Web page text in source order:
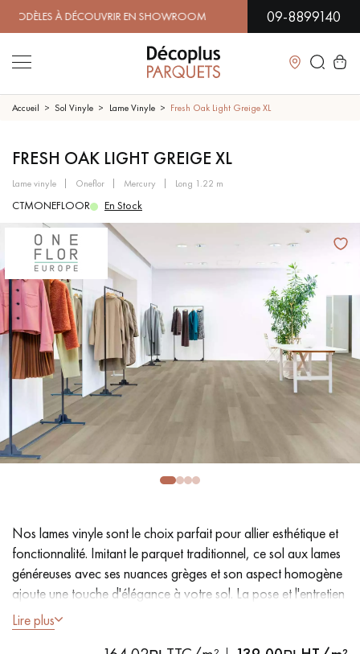
À DÉCOUVRIR EN SHOWROOM | DISPONIBILITÉ
09-8899140
Fermer
LES RECHERCHES LES PLUS COURANTES
SOL PLAQUÉ BOIS VERITABLES
PARQUETS À MOTIFS
TRADITIONNELS
PARQUET EN BOIS EXOTIQUE PARQUET VERNIS
PARQUET HUILÉ PARQUET EN BOIS BRUT
PARQUET VIEILLI PARQUET EN CHÊNE FUMÉ
PARQUET LAMES LARGES XXL
Nos conseillers sont disponibles au
09-8899140
Accueil Sol Vinyle Lame Vinyle Fresh Oak Light Greige XL
FRESH OAK LIGHT GREIGE XL
lame vinyle oneflor mercury long 1.22 m
CTMONEFLOOR En Stock
Nos lames vinyle sont le choix parfait pour allier esthétique et
fonctionnalité. Imitant le parquet traditionnel, ce sol aux lames
généreuses avec ses nuances grèges et son aspect homogène
ajoute une touche d'élégance à votre sol. La pose et l'entretien
faciles en font une solution pratique.
- Lames Largeur XL 18 cm
Lire plus